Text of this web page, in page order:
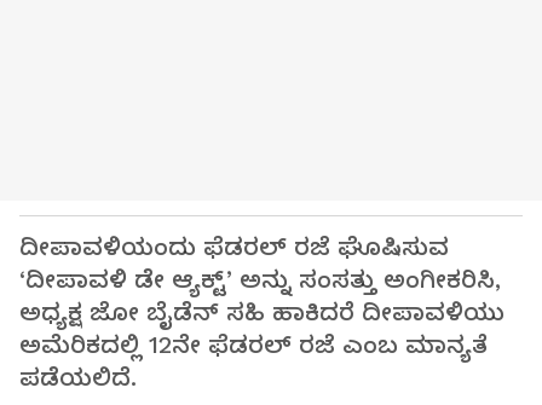
ದೀಪಾವಳಿಯಂದು ಫೆಡರಲ್‌ ರಜೆ ಘೊಷಿಸುವ
‘ದೀಪಾವಳಿ ಡೇ ಆ್ಯಕ್ಟ್’ ಅನ್ನು ಸಂಸತ್ತು ಅಂಗೀಕರಿಸಿ,
ಅಧ್ಯಕ್ಷ ಜೋ ಬೈಡೆನ್‌ ಸಹಿ ಹಾಕಿದರೆ ದೀಪಾವಳಿಯು
ಅಮೆರಿಕದಲ್ಲಿ 12ನೇ ಫೆಡರಲ್‌ ರಜೆ ಎಂಬ ಮಾನ್ಯತೆ
ಪಡೆಯಲಿದೆ.